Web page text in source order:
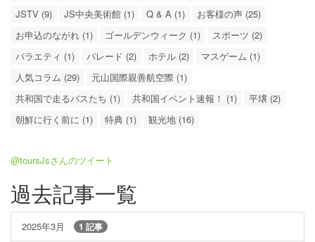
JSTV (9)
JS中央美術館 (1) Q & A (1)
お客様の声 (25)
お申込のながれ (1)
ゴールデンウィーク (1)
スポーツ (2)
バラエティ (1)
パレード (2) ホテル (2)
マスゲーム (1)
人気コラム (29)
元山国際親善航空際 (1)
共和国で走るバスたち (1)
共和国イベント速報！ (1)
平壌 (2)
朝鮮に行く前に (1)
特典 (1) 観光地 (16)
@toursJsさんのツイート
過去記事一覧
2025年3月 1 記事